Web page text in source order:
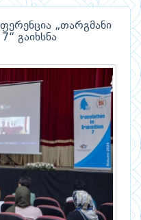
„თარგმანი
გაიხსნა